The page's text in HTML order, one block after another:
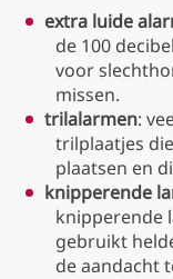
extra luide
de 100
voor
missen.
trilalarmen:
trilplaatjes
plaatsen en
knipperende
knipperende
gebruikt
de aandacht